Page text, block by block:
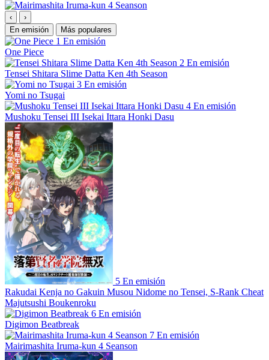
‹
›
En emisión
Más populares
1 En emisión
One Piece
2 En emisión
Tensei Shitara Slime Datta Ken 4th Season
3 En emisión
Yomi no Tsugai
4 En emisión
Mushoku Tensei III Isekai Ittara Honki Dasu
5 En emisión
Rakudai Kenja no Gakuin Musou Nidome no Tensei, S-Rank Cheat
Majutsushi Boukenroku
6 En emisión
Digimon Beatbreak
7 En emisión
Mairimashita Iruma-kun 4 Seanson